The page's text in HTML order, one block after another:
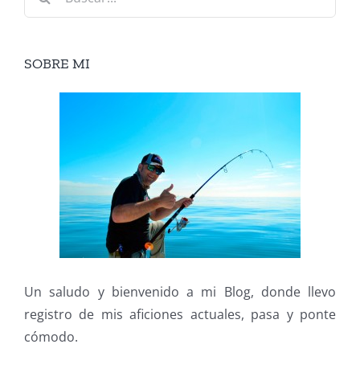
SOBRE MI
Un saludo y bienvenido a mi Blog, donde llevo
registro de mis aficiones actuales, pasa y ponte
cómodo.